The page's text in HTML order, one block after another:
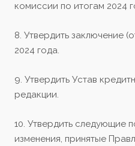
комиссии по итогам 2024
8. Утвердить заключение
2024 года.
9. Утвердить Устав
редакции.
10. Утвердить следующие
изменения, принятые